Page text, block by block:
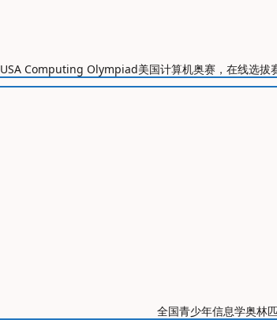
USA Computing Olympiad美国计算机奥赛，在线选拔
全国青少年信息学奥林